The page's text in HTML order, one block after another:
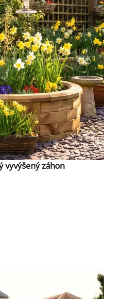
vyvýšený záhon